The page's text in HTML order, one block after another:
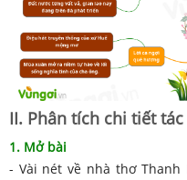
II. Phân tích chi tiết
1. Mở bài
- Vài nét về nhà thơ